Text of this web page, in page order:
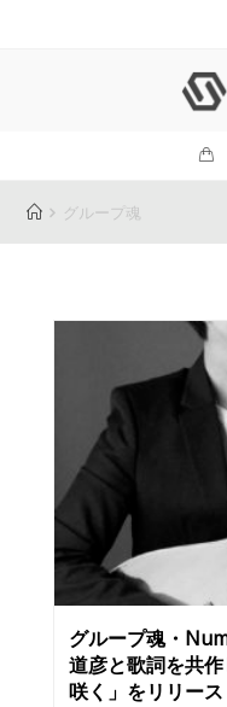
グループ魂
グループ魂・
道彦と歌詞を共
咲く」をリリース